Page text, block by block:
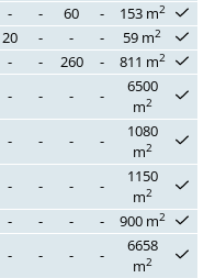
- - 60 - 153 m2
20 - - - 59 m2
- - 260 - 811 m2
- - - -
6500
m2
- - - -
1080
m2
- - - -
1150
m2
- - - - 900 m2
- - - -
6658
m2